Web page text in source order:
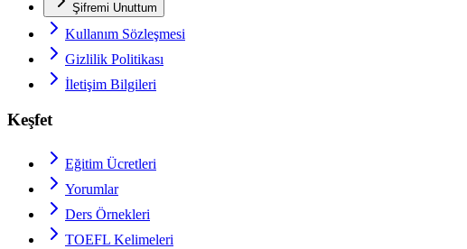
Şifremi Unuttum
Kullanım Sözleşmesi
Gizlilik Politikası
İletişim Bilgileri
Keşfet
Eğitim Ücretleri
Yorumlar
Ders Örnekleri
TOEFL Kelimeleri